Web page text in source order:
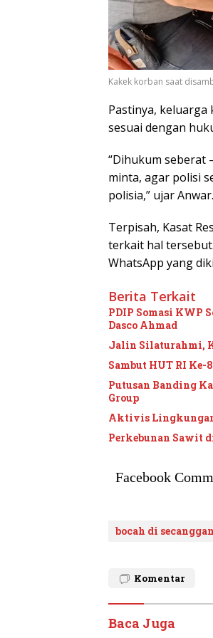
Kakek korban saat
Pastinya,
sesuai dengan
“Dihukum seberat
minta, agar polisi
polisia,” ujar Anwar.
Terpisah, Kasat
terkait hal
WhatsApp yang
Berita Terkait
PDIP Somasi KWP
Dasco Ahmad
Jalin Silaturahmi,
Sambut HUT RI
Putusan Banding
Group
Aktivis
Perkebunan Sawit
Facebook
bocah di
Komentar
Baca Juga